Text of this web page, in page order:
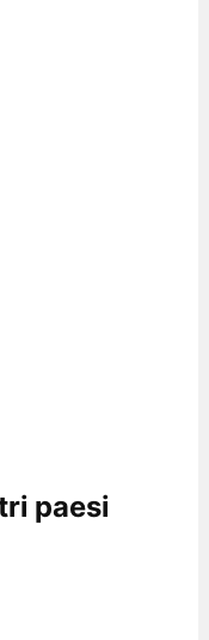
paesi